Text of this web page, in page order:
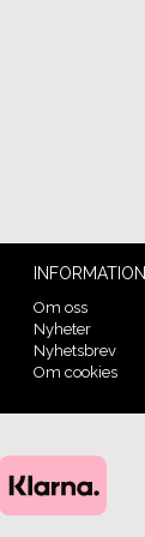
INFORMATION
Om oss
Nyheter
Nyhetsbrev
Om cookies